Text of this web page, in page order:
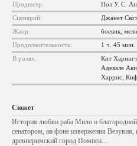
Продюсер:
Пол У. С.
Сценарий:
Джанет
Жанр:
боевик,
Продолжительность:
1 ч. 45 мин.
В ролях:
Кит
Адевале
Харрис,
Сюжет
История любви раба Мило и
сенатором, на фоне извержения Везувия,
древнеримский город Помпеи…